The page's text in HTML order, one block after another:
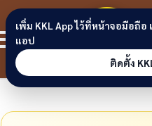
Skip to content
เพิ่ม KKL App ไว้ที่หน้าจอมือถือ
แอป
ติดตั้ง